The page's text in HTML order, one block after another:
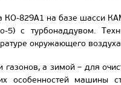
829А1 на базе шасси
с турбонаддувом.
окружающего воздуха
а зимой – для
особенностей машины